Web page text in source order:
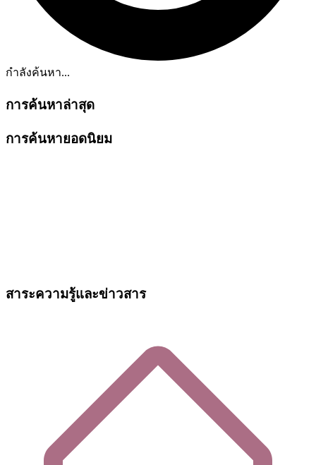
กำลังค้นหา...
การค้นหาล่าสุด
การค้นหายอดนิยม
สาระความรู้และข่าวสาร